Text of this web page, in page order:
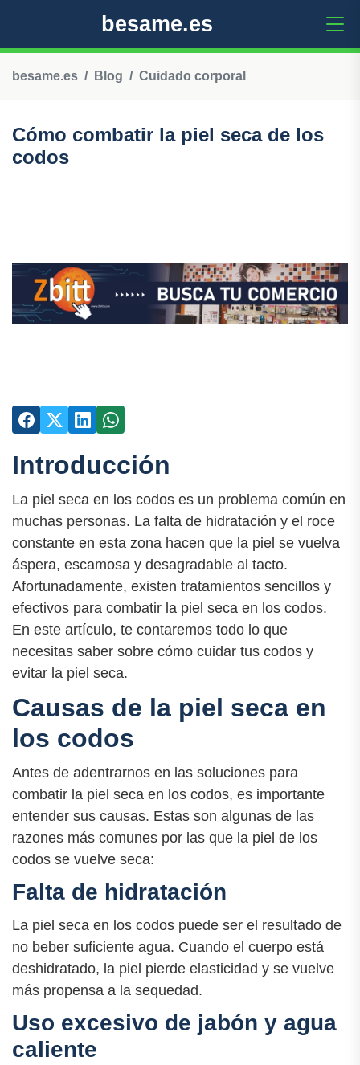
besame.es
besame.es Blog Cuidado corporal
Cómo combatir la piel seca de los
codos
Introducción
La piel seca en los codos es un problema común en
muchas personas. La falta de hidratación y el roce
constante en esta zona hacen que la piel se vuelva
áspera, escamosa y desagradable al tacto.
Afortunadamente, existen tratamientos sencillos y
efectivos para combatir la piel seca en los codos.
En este artículo, te contaremos todo lo que
necesitas saber sobre cómo cuidar tus codos y
evitar la piel seca.
Causas de la piel seca en
los codos
Antes de adentrarnos en las soluciones para
combatir la piel seca en los codos, es importante
entender sus causas. Estas son algunas de las
razones más comunes por las que la piel de los
codos se vuelve seca:
Falta de hidratación
La piel seca en los codos puede ser el resultado de
no beber suficiente agua. Cuando el cuerpo está
deshidratado, la piel pierde elasticidad y se vuelve
más propensa a la sequedad.
Uso excesivo de jabón y agua
caliente